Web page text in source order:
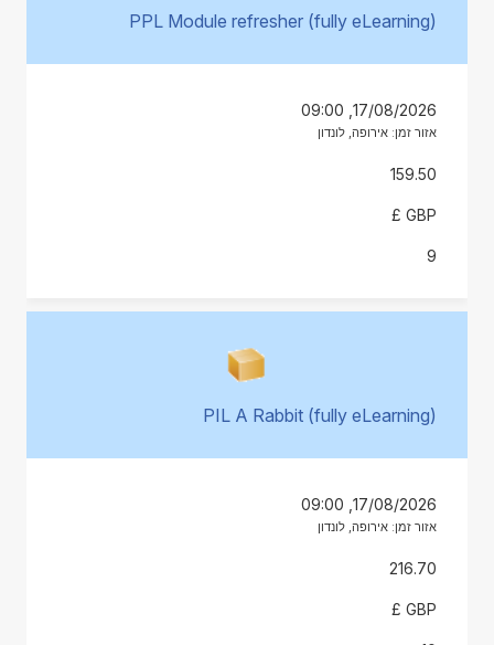
PPL Module refresher (fully eLearning)
17/08/2026, 09:00
אזור זמן: אירופה, לונדון
159.50
GBP £
PIL A Rabbit (fully eLearning)
17/08/2026, 09:00
אזור זמן: אירופה, לונדון
216.70
GBP £